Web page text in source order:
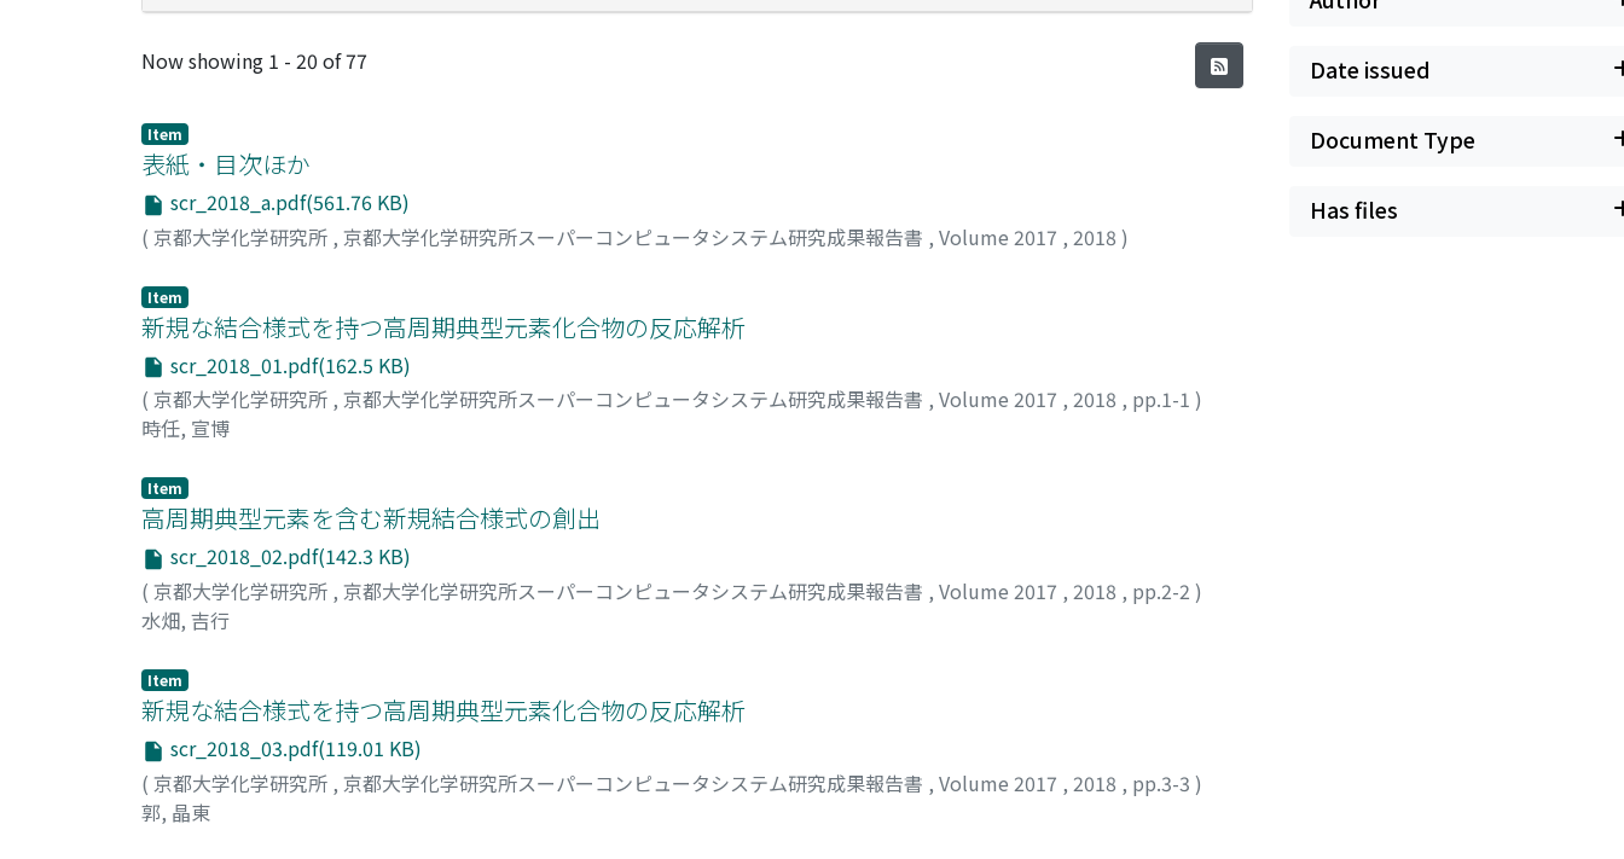
Recent Submissions
Now showing 1 - 20 of 77
Item
表紙・目次ほか
scr_2018_a.pdf(561.76 KB)
( 京都大学化学研究所 , 京都大学化学研究所スーパーコンピュータシステム研究成果報告書 , Volume 2017 , 2018 )
Item
新規な結合様式を持つ高周期典型元素化合物の反応解析
scr_2018_01.pdf(162.5 KB)
( 京都大学化学研究所 , 京都大学化学研究所スーパーコンピュータシステム研究成果報告書 , Volume 2017 , 2018 , pp.1-1 )
時任, 宣博
Item
高周期典型元素を含む新規結合様式の創出
scr_2018_02.pdf(142.3 KB)
( 京都大学化学研究所 , 京都大学化学研究所スーパーコンピュータシステム研究成果報告書 , Volume 2017 , 2018 , pp.2-2 )
水畑, 吉行
Item
新規な結合様式を持つ高周期典型元素化合物の反応解析
scr_2018_03.pdf(119.01 KB)
( 京都大学化学研究所 , 京都大学化学研究所スーパーコンピュータシステム研究成果報告書 , Volume 2017 , 2018 , pp.3-3 )
郭, 晶東
Date issued
Document Type
Has files